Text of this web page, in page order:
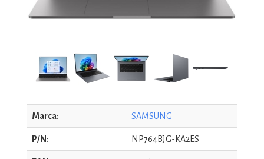
Marca: SAMSUNG
P/N: NP764BJG-KA2ES